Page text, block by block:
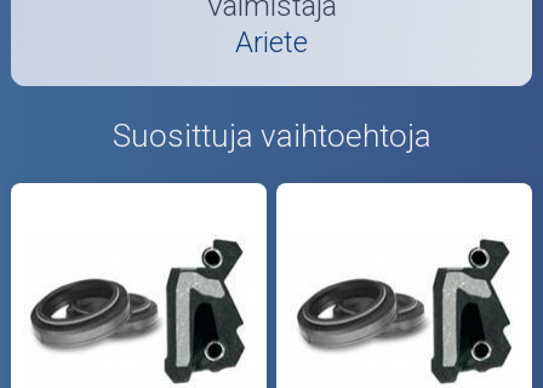
Ariete
Suosittuja vaihtoehtoja